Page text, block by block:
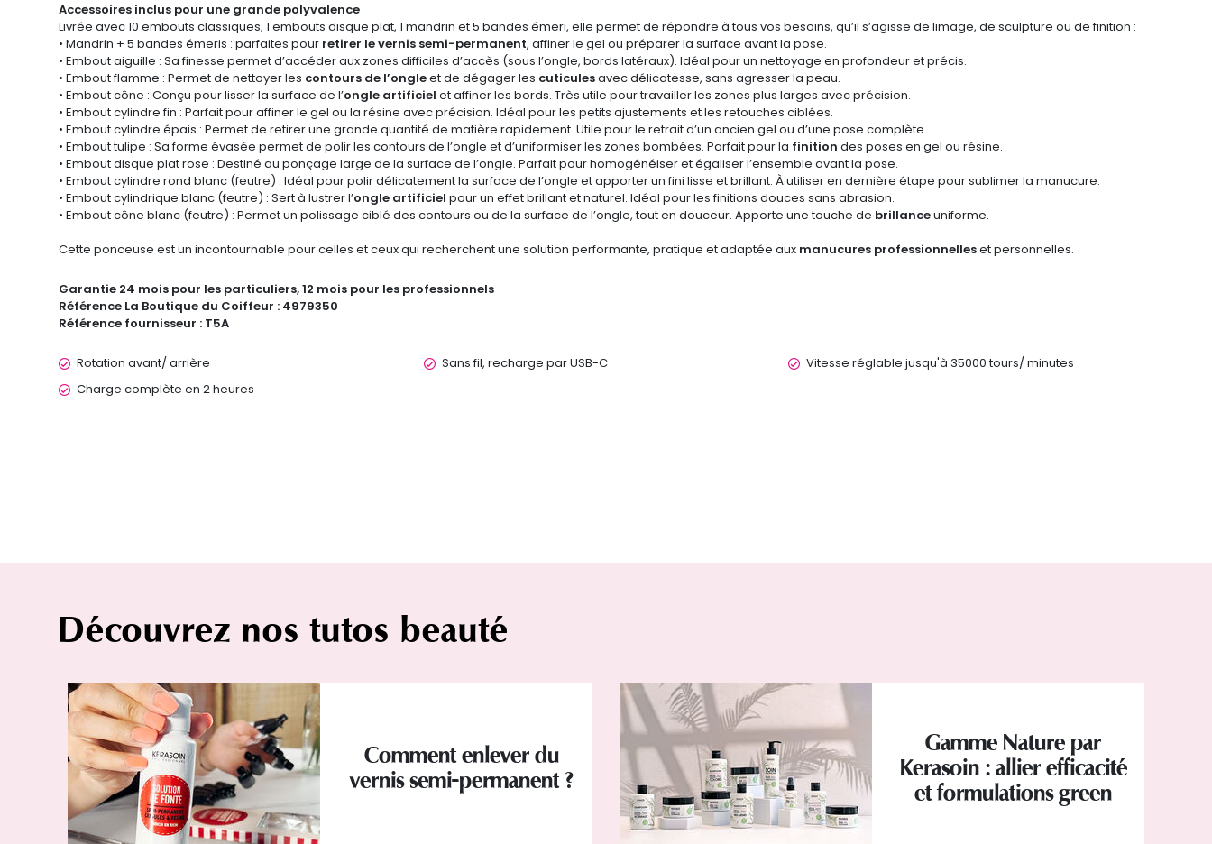
Accessoires inclus pour une grande polyvalence
Livrée avec 10 embouts classiques, 1 embouts disque plat, 1 mandrin et 5 bandes émeri, elle permet de répondre à tous vos besoins, qu’il s’agisse de limage, de sculpture ou de finition :
• Mandrin + 5 bandes émeris : parfaites pour retirer le vernis semi-permanent, affiner le gel ou préparer la surface avant la pose.
• Embout aiguille : Sa finesse permet d’accéder aux zones difficiles d’accès (sous l’ongle, bords latéraux). Idéal pour un nettoyage en profondeur et précis.
• Embout flamme : Permet de nettoyer les contours de l’ongleet de dégager les cuticulesavec délicatesse, sans agresser la peau.
• Embout cône : Conçu pour lisser la surface de l’ongle artificiel et affiner les bords. Très utile pour travailler les zones plus larges avec précision.
• Embout cylindre fin : Parfait pour affiner le gel ou la résine avec précision. Idéal pour les petits ajustements et les retouches ciblées.
• Embout cylindre épais : Permet de retirer une grande quantité de matière rapidement. Utile pour le retrait d’un ancien gel ou d’une pose complète.
• Embout tulipe : Sa forme évasée permet de polir les contours de l’ongle et d’uniformiser les zones bombées. Parfait pour la finition des poses en gel ou résine.
• Embout disque plat rose : Destiné au ponçage large de la surface de l’ongle. Parfait pour homogénéiser et égaliser l’ensemble avant la pose.
• Embout cylindre rond blanc (feutre) : Idéal pour polir délicatement la surface de l’ongle et apporter un fini lisse et brillant. À utiliser en dernière étape pour sublimer la manucure.
• Embout cylindrique blanc (feutre) : Sert à lustrer l’ongle artificiel pour un effet brillant et naturel. Idéal pour les finitions douces sans abrasion.
• Embout cône blanc (feutre) : Permet un polissage ciblé des contours ou de la surface de l’ongle, tout en douceur. Apporte une touche de brillanceuniforme.
Cette ponceuse est un incontournable pour celles et ceux qui recherchent une solution performante, pratique et adaptée aux manucures professionnelleset personnelles.
Garantie 24 mois pour les particuliers, 12 mois pour les professionnels
Référence La Boutique du Coiffeur : 4979350
Référence fournisseur : T5A
Rotation avant/ arrière Sans fil, recharge par USB-C
Vitesse réglable jusqu'à 35000 tours/ minutes
Charge complète en 2 heures
Découvrez nos tutos beauté
Comment enlever du
vernis semi-permanent ?
Gamme Nature par
Kerasoin : allier efficacité
et formulations green